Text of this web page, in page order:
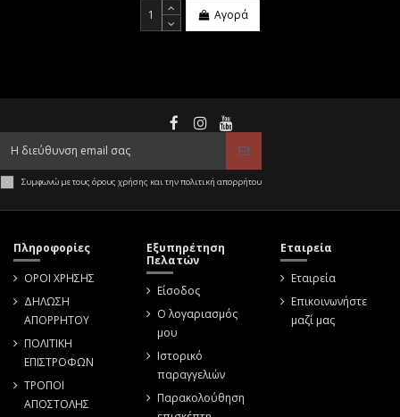
Αγορά
Συμφωνώ με τους όρους χρήσης και την πολιτική απορρήτου
Πληροφορίες
ΟΡΟΙ ΧΡΗΣΗΣ
ΔΗΛΩΣΗ
ΑΠΟΡΡΗΤΟΥ
ΠΟΛΙΤΙΚΗ
ΕΠΙΣΤΡΟΦΩΝ
ΤΡΟΠΟΙ
ΑΠΟΣΤΟΛΗΣ
Εξυπηρέτηση
Πελατών
Είσοδος
Ο λογαριασμός
μου
Ιστορικό
παραγγελιών
Παρακολούθηση
Εταιρεία
Εταιρεία
Επικοινωνήστε
μαζί μας